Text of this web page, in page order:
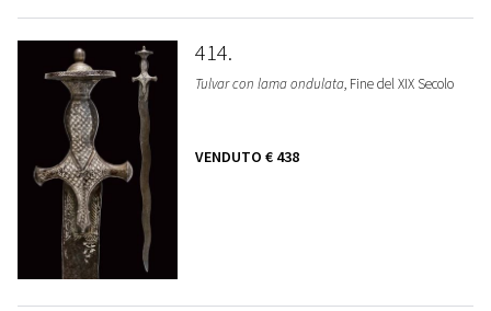
414
Tulvar con lama ondulata, Fine del XIX Secolo
VENDUTO € 438